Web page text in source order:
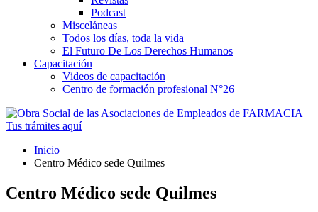
Podcast
Misceláneas
Todos los días, toda la vida
El Futuro De Los Derechos Humanos
Capacitación
Videos de capacitación
Centro de formación profesional N°26
Tus trámites aquí
Inicio
Centro Médico sede Quilmes
Centro Médico sede Quilmes